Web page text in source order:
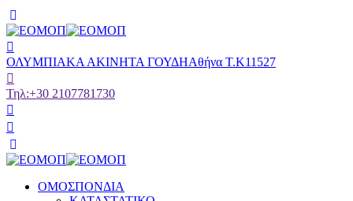
ΟΛΥΜΠΙΑΚΑ ΑΚΙΝΗΤΑ ΓΟΥΔΗΑθήνα Τ.Κ11527
Τηλ:+30 2107781730
ΟΜΟΣΠΟΝΔΙΑ